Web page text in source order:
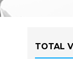
TOTAL